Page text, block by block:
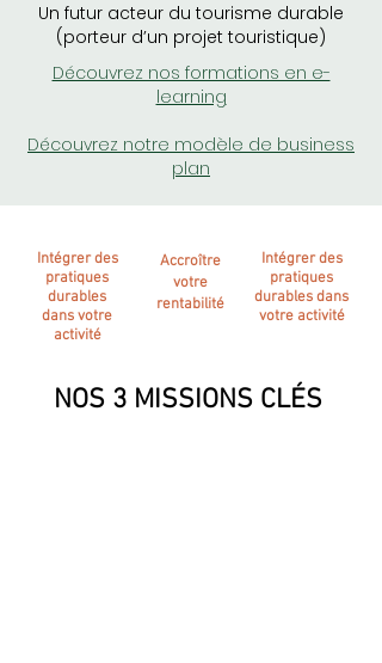
Intégrer des
pratiques
durables
dans votre
activité
Accroître
votre
rentabilité
Intégrer des
pratiques
durables dans
votre activité
Un futur acteur du tourisme durable
(porteur d’un projet touristique)
Découvrez nos formations en e-
learning
Découvrez notre modèle de business
plan
NOS 3 MISSIONS CLÉS